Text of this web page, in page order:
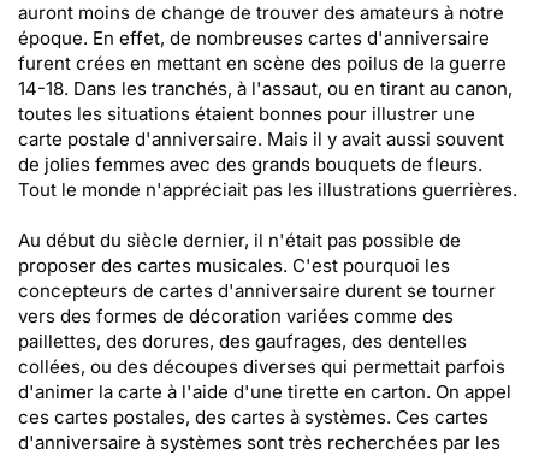
auront moins de change de trouver des amateurs à notre
époque. En effet, de nombreuses cartes d'anniversaire
furent crées en mettant en scène des poilus de la guerre
14-18. Dans les tranchés, à l'assaut, ou en tirant au canon,
toutes les situations étaient bonnes pour illustrer une
carte postale d'anniversaire. Mais il y avait aussi souvent
de jolies femmes avec des grands bouquets de fleurs.
Tout le monde n'appréciait pas les illustrations guerrières.
Au début du siècle dernier, il n'était pas possible de
proposer des cartes musicales. C'est pourquoi les
concepteurs de cartes d'anniversaire durent se tourner
vers des formes de décoration variées comme des
paillettes, des dorures, des gaufrages, des dentelles
collées, ou des découpes diverses qui permettait parfois
d'animer la carte à l'aide d'une tirette en carton. On appel
ces cartes postales, des cartes à systèmes. Ces cartes
d'anniversaire à systèmes sont très recherchées par les